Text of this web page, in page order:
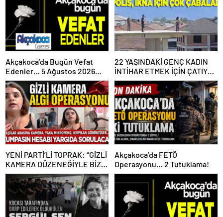
Akçakoca’da Bugün Vefat
Edenler… 5 Ağustos 2026
Çarşamba
22 YAŞINDAKİ GENÇ KADIN
İNTİHAR ETMEK İÇİN ÇATIYA
ÇIKTI
YENİ PARTİ’Lİ TOPRAK: “GİZLİ
KAMERA DÜZENEĞİYLE BİZE
ALGI OPERASYONU YAPILDI”
Akçakoca’da FETÖ
Operasyonu… 2 Tutuklama!